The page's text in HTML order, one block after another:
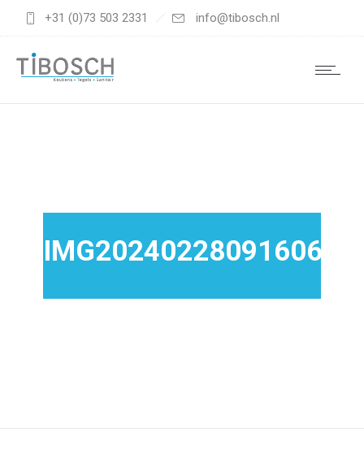
+31 (0)73 503 2331 info@tibosch.nl
IMG20240228091606